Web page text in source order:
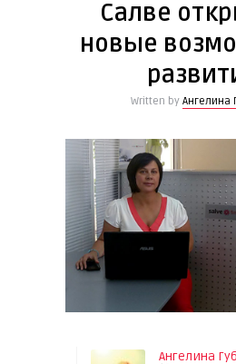
Салве
новые
Written by Ангелина
Ангелина